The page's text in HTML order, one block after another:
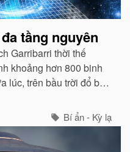
tầng nguyên
Garribarri thời thế
khoảng hơn 800 binh
lúc, trên bầu trời đổ bộ
Bí ẩn - Kỳ lạ